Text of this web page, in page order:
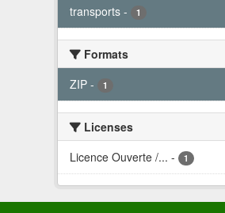
transports - 1
Formats
ZIP - 1
Licenses
Licence Ouverte /... - 1